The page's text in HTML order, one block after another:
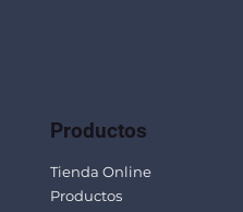
Productos
Tienda Online
Productos